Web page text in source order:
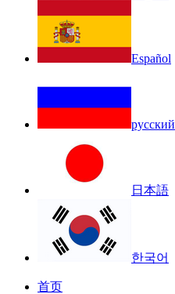
Español
русский
日本語
한국어
首页